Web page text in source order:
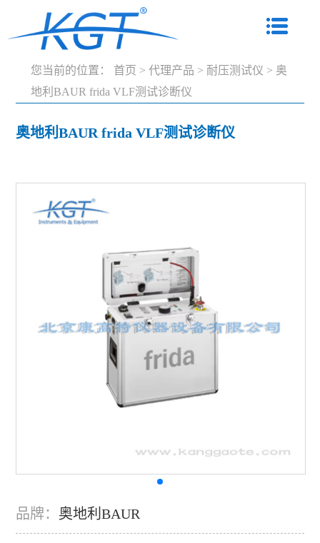
您当前的位置： 首页 > 代理产品 > 耐压测试仪 > 奥
地利BAUR frida VLF测试诊断仪
奥地利BAUR frida VLF测试诊断仪
品牌： 奥地利BAUR